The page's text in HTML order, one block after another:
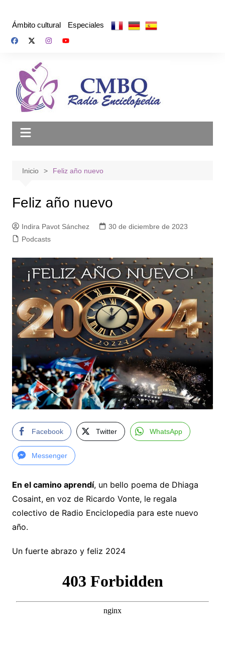
Ámbito cultural Especiales
Inicio Feliz año nuevo
Feliz año nuevo
Indira Pavot Sánchez
30 de diciembre de 2023
Podcasts
Facebook Twitter WhatsApp
Messenger
En el camino aprendí, un bello poema de Dhiaga
Cosaint, en voz de Ricardo Vonte, le regala
colectivo de Radio Enciclopedia para este nuevo
año.
Un fuerte abrazo y feliz 2024